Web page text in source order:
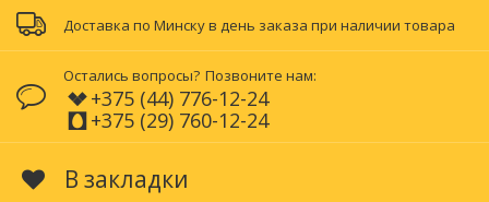
Доставка по Минску в день заказа при наличии товара
Остались вопросы? Позвоните нам:
+375 (44) 776-12-24
+375 (29) 760-12-24
В закладки